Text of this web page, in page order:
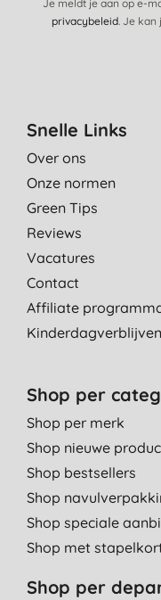
Je meldt je aan op e-
privacybeleid. Je kan
Snelle Links
Over ons
Onze normen
Green Tips
Reviews
Vacatures
Contact
Affiliate
Kinderdagverblijven
Shop per
Shop per merk
Shop nieuwe
Shop bestsellers
Shop
Shop speciale
Shop met
Shop per